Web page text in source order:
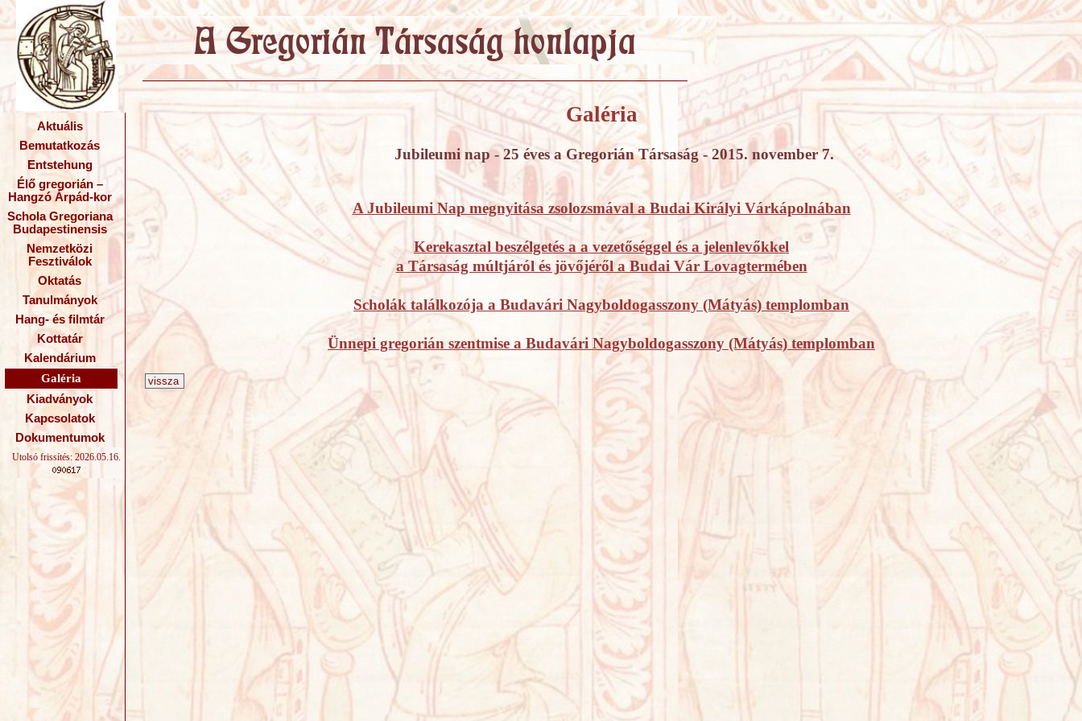
Aktuális
Bemutatkozás
Entstehung
Élő gregorián –
Hangzó Árpád-kor
Schola Gregoriana
Budapestinensis
Nemzetközi
Fesztiválok
Oktatás
Tanulmányok
Hang- és filmtár
Kottatár
Kalendárium
Galéria
Kiadványok
Kapcsolatok
Dokumentumok
Utolsó frissítés: 2026.05.16.
Galéria
Jubileumi nap - 25 éves a Gregorián Társaság - 2015. november 7.
A Jubileumi Nap megnyitása zsolozsmával a Budai Királyi Várkápolnában
Kerekasztal beszélgetés a a vezetőséggel és a jelenlevőkkel
a Társaság múltjáról és jövőjéről a Budai Vár Lovagtermében
Scholák találkozója a Budavári Nagyboldogasszony (Mátyás) templomban
Ünnepi gregorián szentmise a Budavári Nagyboldogasszony (Mátyás) templomban